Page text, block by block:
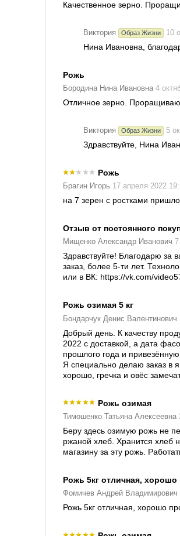
Качественное зерно.
Виктория Образ Жизни 10
Нина Ивановна,
Рожь
Бородина Нина Ивановна 4
Отличное зерно. Проращиваю
Виктория Образ Жизни 5
Здравствуйте, Нина
Рожь
Брагин Игорь 17 апреля 2022
на 7 зерен с ростками
Отзыв от постоянного
Мищенко Александр Иванович
Здравствуйте! Благодарю
заказ, более 5-ти лет.
или в ВК: https://vk.com/
Рожь озимая 5 кг
Бондарчук Денис Валентинович
Добрый день. К качеству
2022 с доставкой, а дата
прошлого года и
Я специально делаю заказ в
хорошо, гречка и овёс
Рожь озимая
Тимошенко Татьяна Алексеевна
Беру здесь озимую рожь не
ржаной хлеб. Хранится хлеб
магазину за эту рожь.
Рожь 5кг отличная, хорошо
Фомичев Андрей Владимирович
Рожь 5кг отличная, хорошо